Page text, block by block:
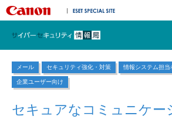
キヤノンマーケティングジャ
サイ
メール セキュリティ強化・対策 情報システム担当
企業ユーザー向け
セキュアなコミュニケー